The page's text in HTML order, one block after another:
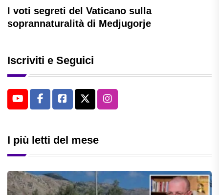
I voti segreti del Vaticano sulla
soprannaturalità di Medjugorje
Iscriviti e Seguici
I più letti del mese